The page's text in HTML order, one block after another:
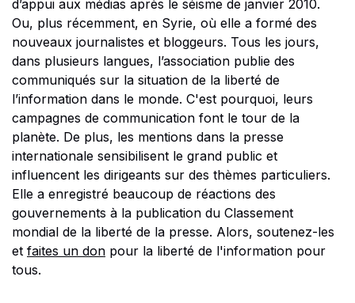
d’appui aux médias après le séisme de janvier 2010.
Ou, plus récemment, en Syrie, où elle a formé des
nouveaux journalistes et bloggeurs. Tous les jours,
dans plusieurs langues, l’association publie des
communiqués sur la situation de la liberté de
l’information dans le monde. C'est pourquoi, leurs
campagnes de communication font le tour de la
planète. De plus, les mentions dans la presse
internationale sensibilisent le grand public et
influencent les dirigeants sur des thèmes particuliers.
Elle a enregistré beaucoup de réactions des
gouvernements à la publication du Classement
mondial de la liberté de la presse. Alors, soutenez-les
et faites un don pour la liberté de l'information pour
tous.